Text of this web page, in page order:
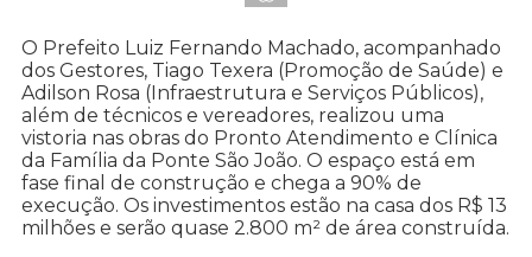
O Prefeito Luiz Fernando Machado, acompanhado
dos Gestores, Tiago Texera (Promoção de Saúde) e
Adilson Rosa (Infraestrutura e Serviços Públicos),
além de técnicos e vereadores, realizou uma
vistoria nas obras do Pronto Atendimento e Clínica
da Família da Ponte São João. O espaço está em
fase final de construção e chega a 90% de
execução. Os investimentos estão na casa dos R$ 13
milhões e serão quase 2.800 m² de área construída.